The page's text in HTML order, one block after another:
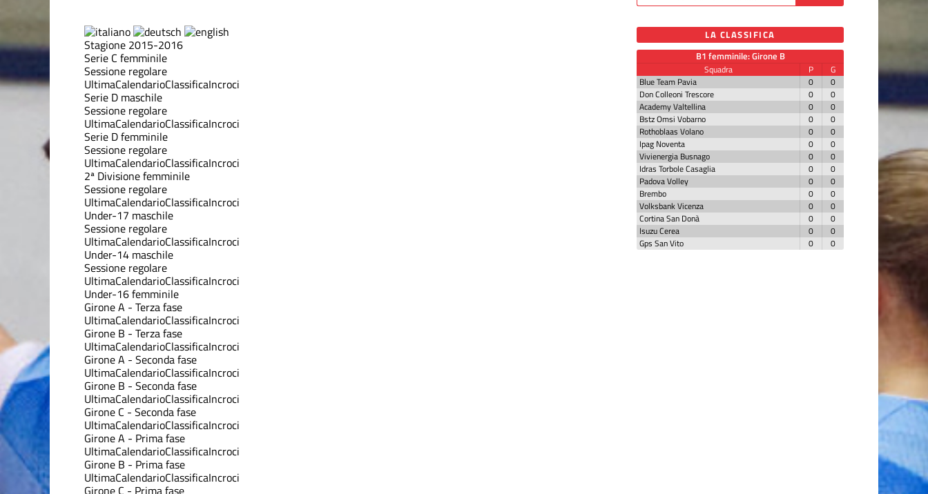
Stagione 2015-2016
Serie C femminile
Sessione regolare
UltimaCalendarioClassificaIncroci
Serie D maschile
Sessione regolare
UltimaCalendarioClassificaIncroci
Serie D femminile
Sessione regolare
UltimaCalendarioClassificaIncroci
2ª Divisione femminile
Sessione regolare
UltimaCalendarioClassificaIncroci
Under-17 maschile
Sessione regolare
UltimaCalendarioClassificaIncroci
Under-14 maschile
Sessione regolare
UltimaCalendarioClassificaIncroci
Under-16 femminile
Girone A - Terza fase
UltimaCalendarioClassificaIncroci
Girone B - Terza fase
UltimaCalendarioClassificaIncroci
Girone A - Seconda fase
UltimaCalendarioClassificaIncroci
Girone B - Seconda fase
UltimaCalendarioClassificaIncroci
Girone C - Seconda fase
UltimaCalendarioClassificaIncroci
Girone A - Prima fase
UltimaCalendarioClassificaIncroci
Girone B - Prima fase
UltimaCalendarioClassificaIncroci
Girone C - Prima fase
LA CLASSIFICA
B1 femminile: Girone B
Squadra P
G
Blue Team Pavia
0
0
Don Colleoni Trescore
0
0
Academy Valtellina
0
0
Bstz Omsi Vobarno
0
0
Rothoblaas Volano
0
0
Ipag Noventa
0
0
Vivienergia Busnago
0
0
Idras Torbole Casaglia
0
0
Padova Volley
0
0
Brembo
0
0
Volksbank Vicenza
0
0
Cortina San Donà
0
0
Isuzu Cerea
0
0
Gps San Vito
0 0